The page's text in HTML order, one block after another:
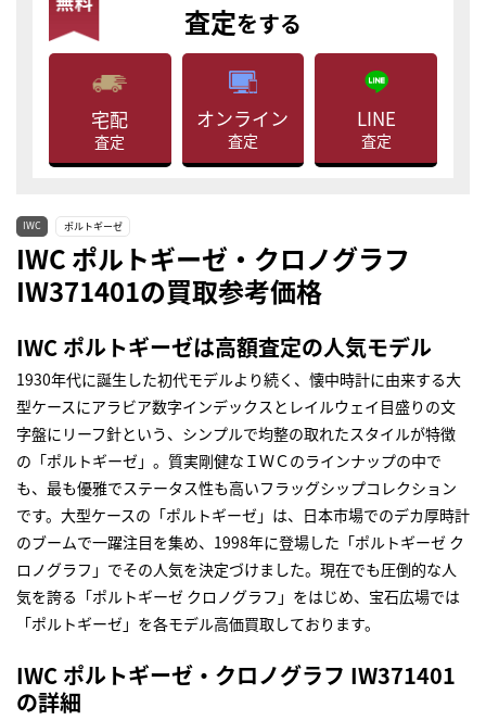
査定をする
宅配
査定
オンライン
査定
LINE
査定
IWC ポルトギーゼ
IWC ポルトギーゼ・クロノグラフ
IW371401の買取参考価格
IWC ポルトギーゼは高額査定の人気モデル
1930年代に誕生した初代モデルより続く、懐中時計に由来する大
型ケースにアラビア数字インデックスとレイルウェイ目盛りの文
字盤にリーフ針という、シンプルで均整の取れたスタイルが特徴
の「ポルトギーゼ」。質実剛健なＩＷＣのラインナップの中で
も、最も優雅でステータス性も高いフラッグシップコレクション
です。大型ケースの「ポルトギーゼ」は、日本市場でのデカ厚時計
のブームで一躍注目を集め、1998年に登場した「ポルトギーゼ ク
ロノグラフ」でその人気を決定づけました。現在でも圧倒的な人
気を誇る「ポルトギーゼ クロノグラフ」をはじめ、宝石広場では
「ポルトギーゼ」を各モデル高価買取しております。
IWC ポルトギーゼ・クロノグラフ IW371401
の詳細